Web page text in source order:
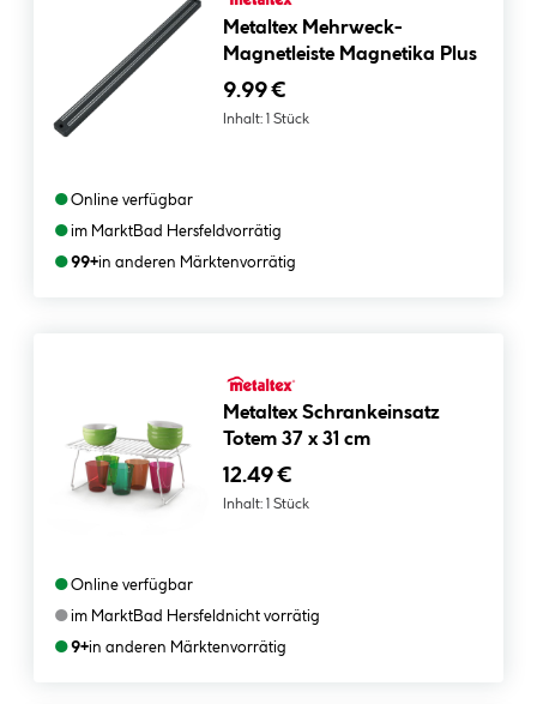
Metaltex Mehrweck-
Magnetleiste Magnetika Plus
9.99 €
Inhalt: 1 Stück
●Online verfügbar
●im MarktBad Hersfeldvorrätig
●99+in anderen Märktenvorrätig
Metaltex Schrankeinsatz
Totem 37 x 31 cm
12.49 €
Inhalt: 1 Stück
●Online verfügbar
●im MarktBad Hersfeldnicht vorrätig
●9+in anderen Märktenvorrätig